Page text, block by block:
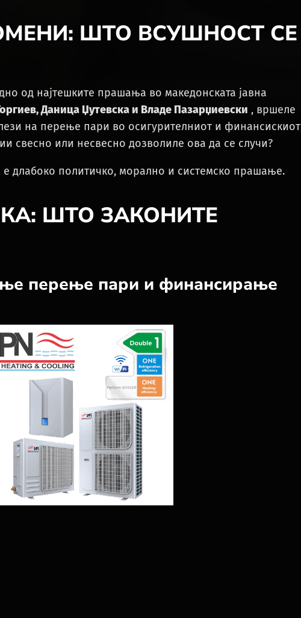
ШТО ВСУШНОСТ СЕ
од најтешките прашања во македонската јавна
Даница Џутевска и Владе Пазарџиевски , вршеле
на перење пари во осигурителниот и финансискиот
свесно или несвесно дозволиле ова да се случи?
длабоко политичко, морално и системско прашање.
ШТО ЗАКОНИТЕ
перење пари и финансирање